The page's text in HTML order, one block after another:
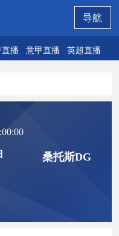
导航
直播 意甲直播 英超直播
桑托斯DG